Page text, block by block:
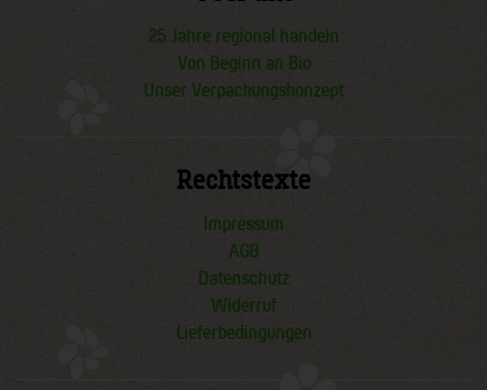
25 Jahre regional handeln
Von Beginn an Bio
Unser Verpackungskonzept
Rechtstexte
Impressum
AGB
Datenschutz
Widerruf
Lieferbedingungen